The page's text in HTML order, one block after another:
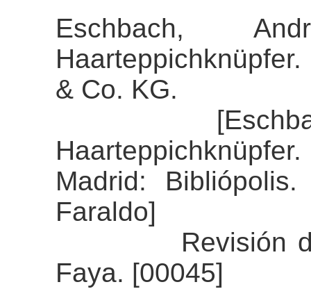
Eschbach,
& Co. KG.
[Eschbach,
Madrid:
Faraldo]
Revisión del
Faya. [00045]